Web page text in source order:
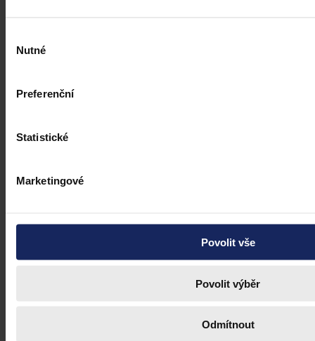
souhlasu
Nutné
Preferenční
Statistické
Marketingové
Povolit vše
Povolit výběr
Odmítnout
Ústavní soud